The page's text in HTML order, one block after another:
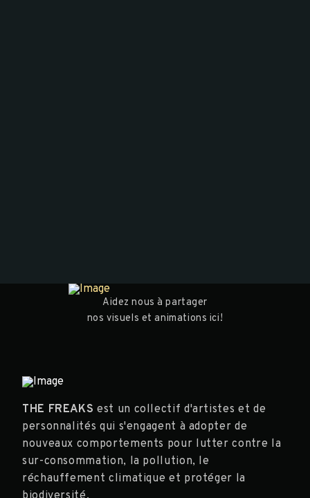
Aidez nous à partager
nos visuels et animations ici!
THE FREAKS est un collectif d'artistes et de
personnalités qui s'engagent à adopter de
nouveaux comportements pour lutter contre la
sur-consommation, la pollution, le
réchauffement climatique et protéger la